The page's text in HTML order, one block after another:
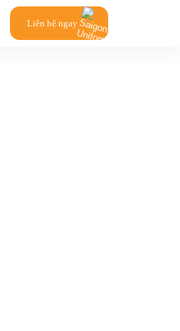
Liên hệ ngay